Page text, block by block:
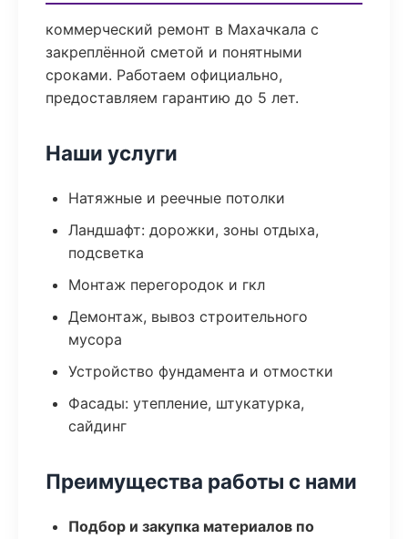
коммерческий ремонт в Махачкала с
закреплённой сметой и понятными
сроками. Работаем официально,
предоставляем гарантию до 5 лет.
Наши услуги
Натяжные и реечные потолки
Ландшафт: дорожки, зоны отдыха,
подсветка
Монтаж перегородок и гкл
Демонтаж, вывоз строительного
мусора
Устройство фундамента и отмостки
Фасады: утепление, штукатурка,
сайдинг
Преимущества работы с нами
Подбор и закупка материалов по